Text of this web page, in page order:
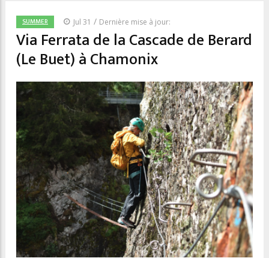
SUMMER Jul 31 / Dernière mise à jour:
Via Ferrata de la Cascade de Berard
(Le Buet) à Chamonix